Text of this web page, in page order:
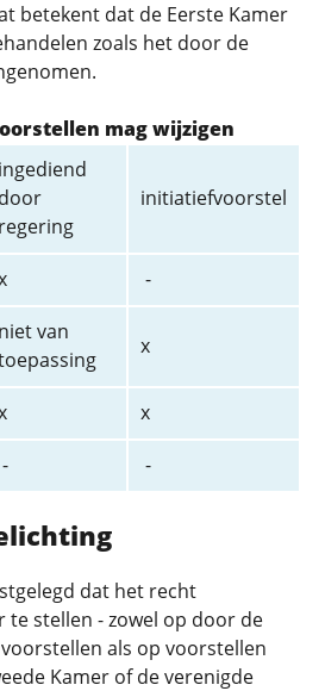
betekent dat de Eerste Kamer
zoals het door de
mag wijzigen
ingediend
door
regering
initiatiefvoorstel
-
niet van
x
x
- -
dat het recht
stellen - zowel op door de
als op voorstellen
Kamer of de verenigde